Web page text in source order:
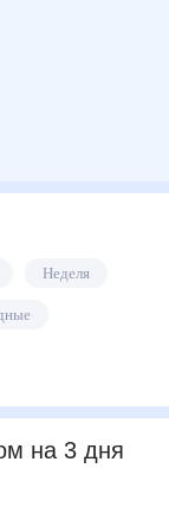
Неделя
на 3 дня